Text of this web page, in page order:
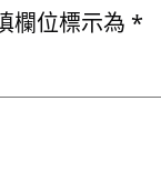
欄位標示為 *